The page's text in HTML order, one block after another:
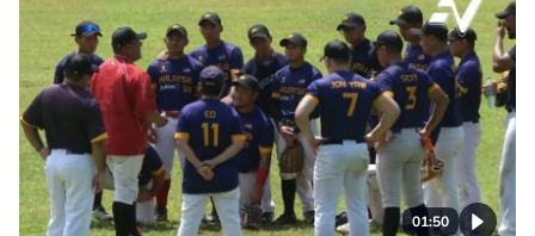
01:50